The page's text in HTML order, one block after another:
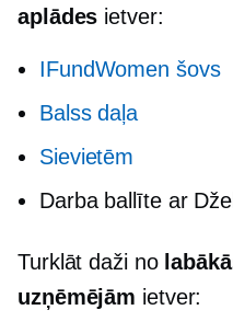
aplādes ietver:
IFundWomen šovs
Balss daļa
Sievietēm
Darba ballīte ar
Turklāt daži no
uzņēmējām ietver: